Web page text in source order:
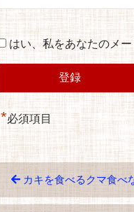
はい、私をあなたのメ
*必須項目
カキを食べるクマ食べ